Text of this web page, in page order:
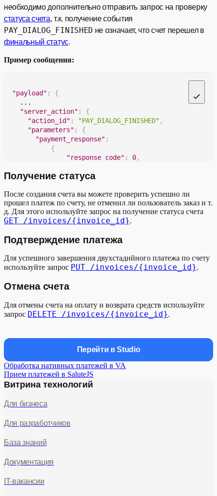
необходимо дополнительно отправить запрос на проверку
статуса счета, т.к. получение события
PAY_DIALOG_FINISHED не означает, что счет перешел в
финальный статус.
Пример сообщения:
"payload" :
{
    ...
"server_action" :
{
"action_id" : "PAY_DIALOG_FINISHED" ,
"parameters" :
{
"payment_response" :
{
"response_code" : 0,
}
{
"projectId": "**",
"systemName" :
"**"
}
}
    ...
}
Получение статуса
После создания счета вы можете проверить успешно ли
прошел платеж по счету, не отменил ли пользователь заказ и т.
д. Для этого используйте запрос на получение статуса счета
GET /invoices/{invoice_id}.
Подтверждение платежа
Для успешного завершения двухстадийного платежа по счету
используйте запрос PUT /invoices/{invoice_id}.
Отмена счета
Для отмены счета на оплату и возврата средств используйте
запрос DELETE /invoices/{invoice_id}.
Перейти в Studio
Обработка нативных платежей в VA
Прием платежей в SaluteJS
Витрина технологий
Для бизнеса
Для разработчиков
База знаний
Документация
IT-вакансии